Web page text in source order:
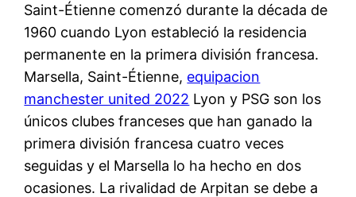
Saint-Étienne comenzó durante la década de
1960 cuando Lyon estableció la residencia
permanente en la primera división francesa.
Marsella, Saint-Étienne, equipacion
manchester united 2022 Lyon y PSG son los
únicos clubes franceses que han ganado la
primera división francesa cuatro veces
seguidas y el Marsella lo ha hecho en dos
ocasiones. La rivalidad de Arpitan se debe a